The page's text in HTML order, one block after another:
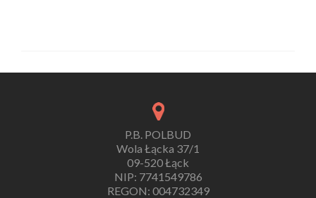
P.B. POLBUD
Wola Łącka 37/1
09-520 Łąck
NIP: 7741549786
REGON: 004732349